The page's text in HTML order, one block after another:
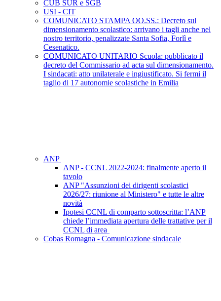
CUB SUR e SGB
USI - CIT
COMUNICATO STAMPA OO.SS.: Decreto sul
dimensionamento scolastico: arrivano i tagli anche nel
nostro territorio, penalizzate Santa Sofia, Forlì e
Cesenatico.
COMUNICATO UNITARIO Scuola: pubblicato il
decreto del Commissario ad acta sul dimensionamento.
I sindacati: atto unilaterale e ingiustificato. Si fermi il
taglio di 17 autonomie scolastiche in Emilia
ANP
ANP - CCNL 2022-2024: finalmente aperto il
tavolo
ANP "Assunzioni dei dirigenti scolastici
2026/27: riunione al Ministero" e tutte le altre
novità
Ipotesi CCNL di comparto sottoscritta: l’ANP
chiede l’immediata apertura delle trattative per il
CCNL di area
Cobas Romagna - Comunicazione sindacale